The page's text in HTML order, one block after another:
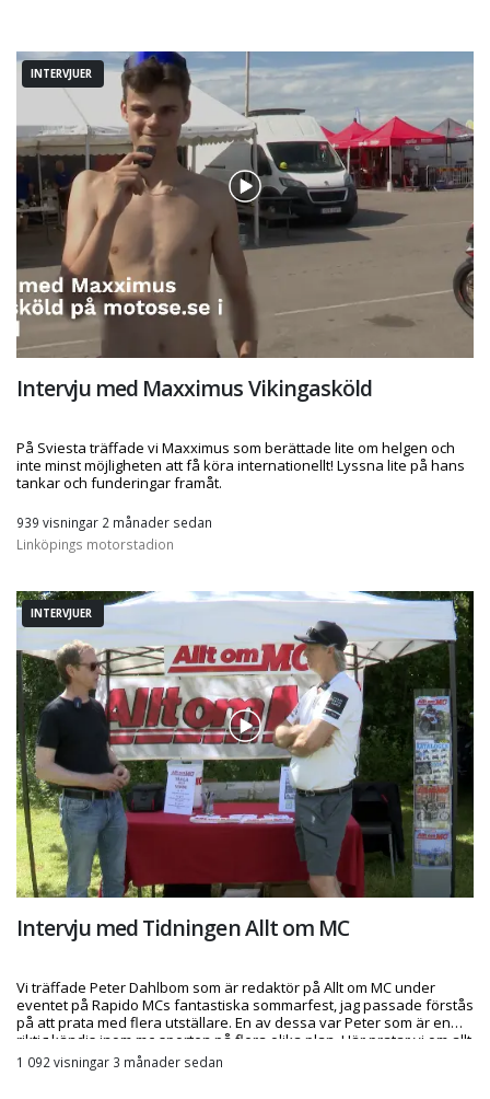
INTERVJUER
Intervju med Maxximus Vikingasköld
På Sviesta träffade vi Maxximus som berättade lite om helgen och
inte minst möjligheten att få köra internationellt! Lyssna lite på hans
tankar och funderingar framåt.
939 visningar 2 månader sedan
Linköpings motorstadion
INTERVJUER
Intervju med Tidningen Allt om MC
Vi träffade Peter Dahlbom som är redaktör på Allt om MC under
eventet på Rapido MCs fantastiska sommarfest, jag passade förstås
på att prata med flera utställare. En av dessa var Peter som är en
riktig kändis inom mc-sporten på flera olika plan. Här pratar vi om allt
från tidningen, till behov av fler skribenter, om racing, framtiden med
kinesiska märken och mycket mer.
1 092 visningar 3 månader sedan